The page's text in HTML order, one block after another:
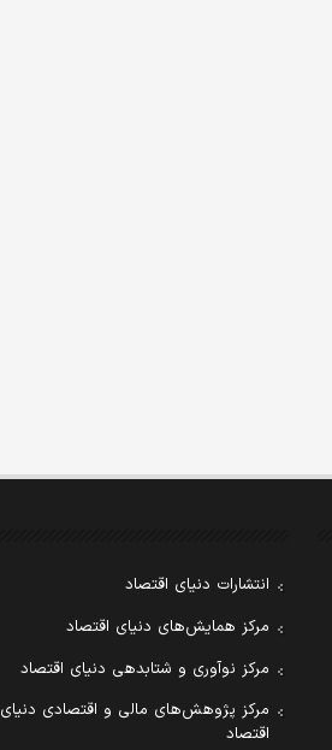
انتشارات دنیای اقتصاد
مرکز همایش‌های دنیای اقتصاد
مرکز نوآوری و شتابدهی دنیای اقتصاد
مرکز پژوهش‌های مالی و اقتصادی دنیای
اقتصاد